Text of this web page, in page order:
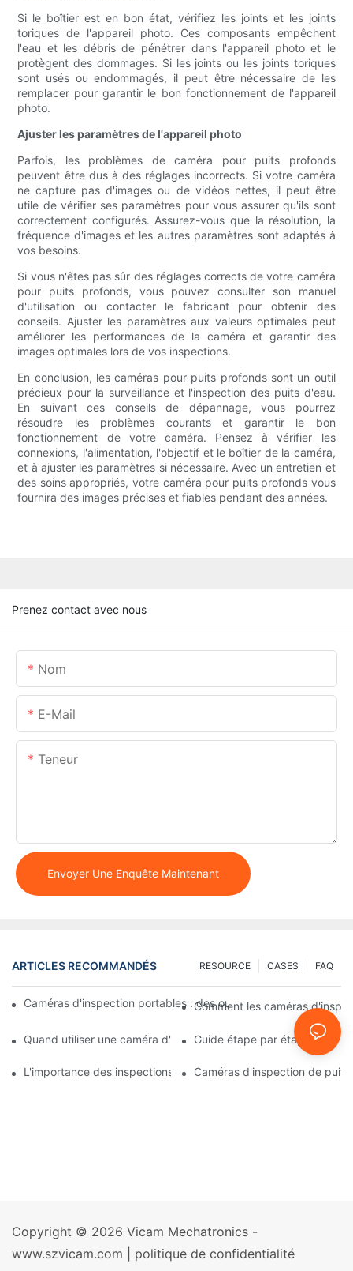
Si le boîtier est en bon état, vérifiez les joints et les joints
toriques de l'appareil photo. Ces composants empêchent
l'eau et les débris de pénétrer dans l'appareil photo et le
protègent des dommages. Si les joints ou les joints toriques
sont usés ou endommagés, il peut être nécessaire de les
remplacer pour garantir le bon fonctionnement de l'appareil
photo.
Ajuster les paramètres de l'appareil photo
Parfois, les problèmes de caméra pour puits profonds
peuvent être dus à des réglages incorrects. Si votre caméra
ne capture pas d'images ou de vidéos nettes, il peut être
utile de vérifier ses paramètres pour vous assurer qu'ils sont
correctement configurés. Assurez-vous que la résolution, la
fréquence d'images et les autres paramètres sont adaptés à
vos besoins.
Si vous n'êtes pas sûr des réglages corrects de votre caméra
pour puits profonds, vous pouvez consulter son manuel
d'utilisation ou contacter le fabricant pour obtenir des
conseils. Ajuster les paramètres aux valeurs optimales peut
améliorer les performances de la caméra et garantir des
images optimales lors de vos inspections.
En conclusion, les caméras pour puits profonds sont un outil
précieux pour la surveillance et l'inspection des puits d'eau.
En suivant ces conseils de dépannage, vous pourrez
résoudre les problèmes courants et garantir le bon
fonctionnement de votre caméra. Pensez à vérifier les
connexions, l'alimentation, l'objectif et le boîtier de la caméra,
et à ajuster les paramètres si nécessaire. Avec un entretien et
des soins appropriés, votre caméra pour puits profonds vous
fournira des images précises et fiables pendant des années.
Prenez contact avec nous
Nom
E-Mail
Teneur
Envoyer Une Enquête Maintenant
ARTICLES RECOMMANDÉS FAQ
CASES
RESOURCE
Caméras d'inspection portables : des outils indispensables
Comment les caméras
Quand utiliser une caméra d'inspection de puits : indicateurs
Guide étape par étape pour
L'importance des inspections régulières des puits avec des
Caméras d'inspection de
Copyright © 2026 Vicam Mechatronics -
www.szvicam.com | politique de confidentialité